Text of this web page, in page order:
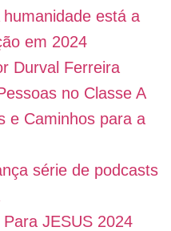
está a
em 2024
Durval Ferreira
no Classe A
e Caminhos para a
série de podcasts
JESUS 2024